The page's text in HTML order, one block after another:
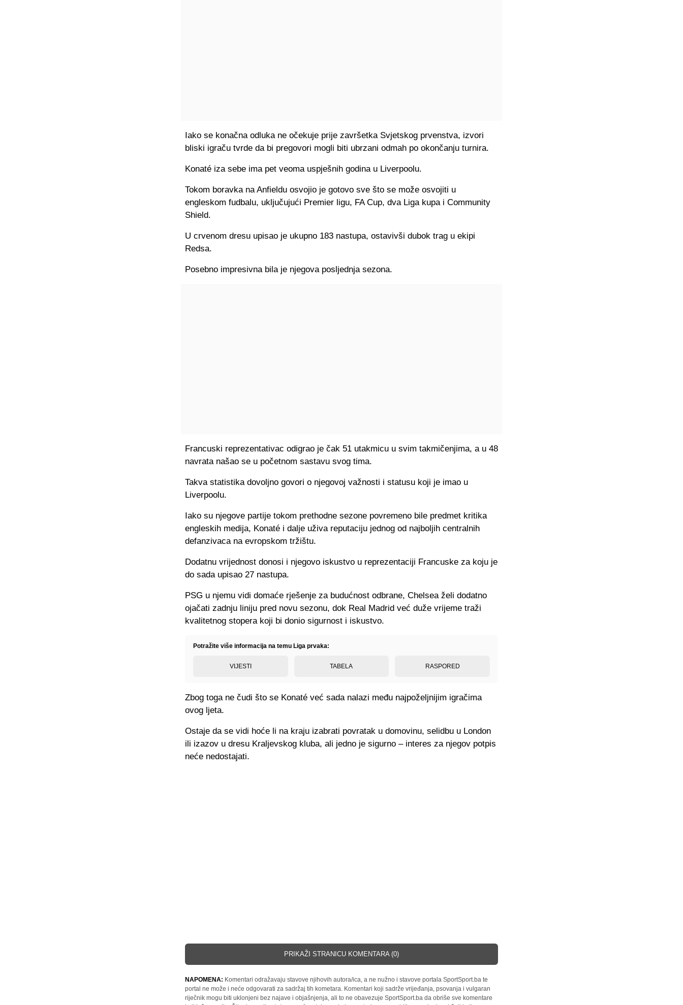
Iako se konačna odluka ne očekuje prije završetka Svjetskog prvenstva, izvori
bliski igraču tvrde da bi pregovori mogli biti ubrzani odmah po okončanju turnira.
Konaté iza sebe ima pet veoma uspješnih godina u Liverpoolu.
Tokom boravka na Anfieldu osvojio je gotovo sve što se može osvojiti u
engleskom fudbalu, uključujući Premier ligu, FA Cup, dva Liga kupa i Community
Shield.
U crvenom dresu upisao je ukupno 183 nastupa, ostavivši dubok trag u ekipi
Redsa.
Posebno impresivna bila je njegova posljednja sezona.
Francuski reprezentativac odigrao je čak 51 utakmicu u svim takmičenjima, a u 48
navrata našao se u početnom sastavu svog tima.
Takva statistika dovoljno govori o njegovoj važnosti i statusu koji je imao u
Liverpoolu.
Iako su njegove partije tokom prethodne sezone povremeno bile predmet kritika
engleskih medija, Konaté i dalje uživa reputaciju jednog od najboljih centralnih
defanzivaca na evropskom tržištu.
Dodatnu vrijednost donosi i njegovo iskustvo u reprezentaciji Francuske za koju je
do sada upisao 27 nastupa.
PSG u njemu vidi domaće rješenje za budućnost odbrane, Chelsea želi dodatno
ojačati zadnju liniju pred novu sezonu, dok Real Madrid već duže vrijeme traži
kvalitetnog stopera koji bi donio sigurnost i iskustvo.
Potražite više informacija na temu Liga prvaka:
VIJESTI TABELA RASPORED
Zbog toga ne čudi što se Konaté već sada nalazi među najpoželjnijim igračima
ovog ljeta.
Ostaje da se vidi hoće li na kraju izabrati povratak u domovinu, selidbu u London
ili izazov u dresu Kraljevskog kluba, ali jedno je sigurno – interes za njegov potpis
neće nedostajati.
PRIKAŽI STRANICU KOMENTARA (0)
NAPOMENA: Komentari odražavaju stavove njihovih autora/ica, a ne nužno i stavove portala SportSport.ba te
portal ne može i neće odgovarati za sadržaj tih kometara. Komentari koji sadrže vrijeđanja, psovanja i vulgaran
riječnik mogu biti uklonjeni bez najave i objašnjenja, ali to ne obavezuje SportSport.ba da obriše sve komentare